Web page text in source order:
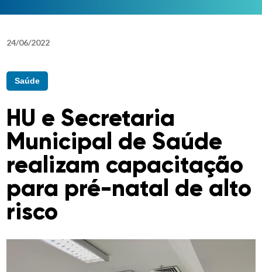
24/06/2022
Saúde
HU e Secretaria
Municipal de Saúde
realizam capacitação
para pré-natal de alto
risco